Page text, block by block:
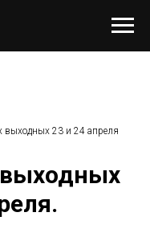
выходных 23 и 24 апреля